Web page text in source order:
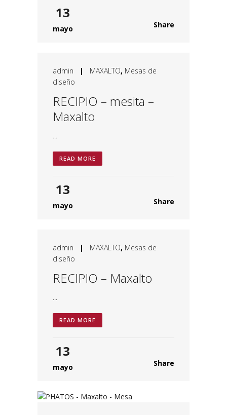
13
mayo Share
admin | MAXALTO, Mesas de
diseño
RECIPIO – mesita –
Maxalto
...
READ MORE
13
mayo Share
admin | MAXALTO, Mesas de
diseño
RECIPIO – Maxalto
...
READ MORE
13
mayo Share